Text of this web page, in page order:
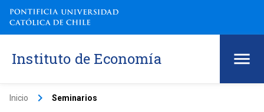
Instituto de Economía
Inicio keyboard_arrow_right Seminarios